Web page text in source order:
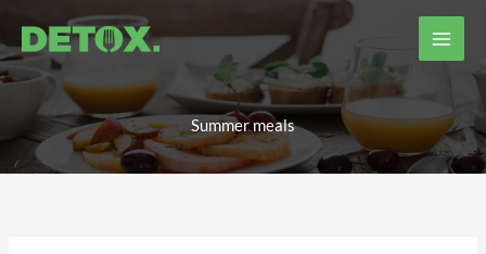
to
content
Summer meals